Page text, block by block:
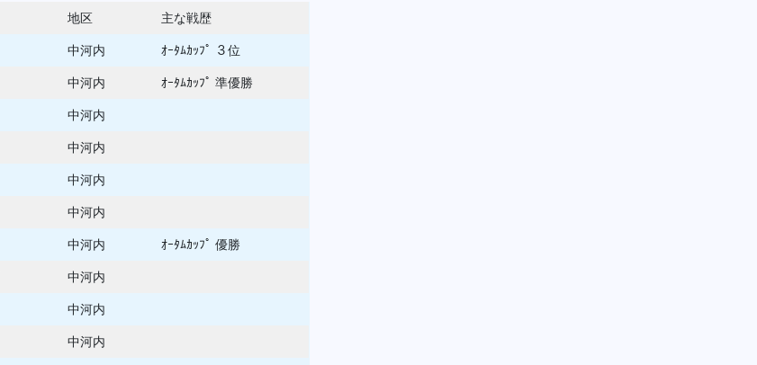
地区 主な戦歴
中河内 ｵｰﾀﾑｶｯﾌﾟ ３位
中河内 ｵｰﾀﾑｶｯﾌﾟ 準優勝
中河内
中河内
中河内
中河内
中河内 ｵｰﾀﾑｶｯﾌﾟ 優勝
中河内
中河内
中河内